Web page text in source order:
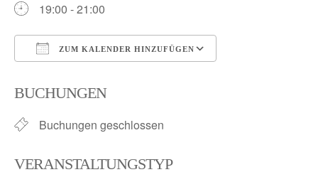
19:00 - 21:00
ZUM KALENDER HINZUFÜGEN
BUCHUNGEN
Buchungen geschlossen
VERANSTALTUNGSTYP